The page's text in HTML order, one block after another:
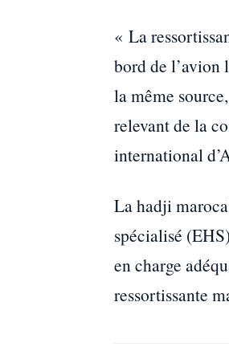
« La
bord de l’avion
la même
relevant de la
international
La hadji
spécialisé
en charge
ressortissante